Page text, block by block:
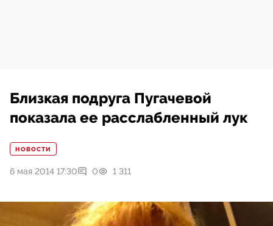
Близкая подруга Пугачевой
показала ее расслабленный лук
НОВОСТИ
6 мая 2014 17:30 0 1 311